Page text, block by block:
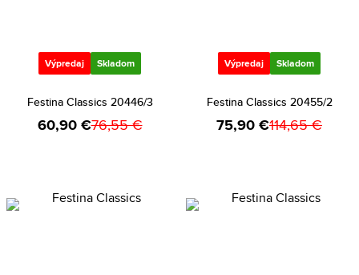
Výpredaj Skladom
Festina Classics 20446/3
60,90 €76,55 €
Výpredaj Skladom
Festina Classics 20455/2
75,90 €114,65 €